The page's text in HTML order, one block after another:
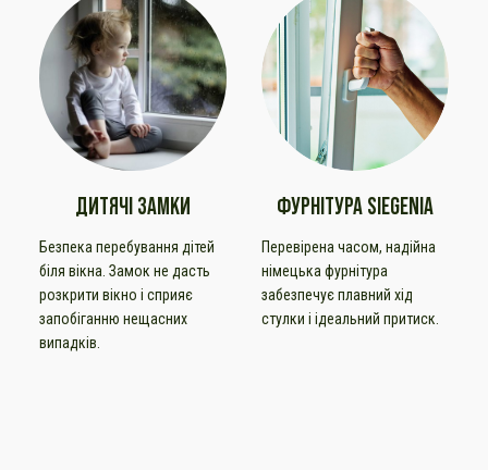
ДИТЯЧІ ЗАМКИ
Безпека перебування дітей
біля вікна. Замок не дасть
розкрити вікно і сприяє
запобіганню нещасних
випадків.
ФУРНІТУРА SIEGENIA
Перевірена часом, надійна
німецька фурнітура
забезпечує плавний хід
стулки і ідеальний притиск.